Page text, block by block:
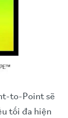
to-Point sẽ
tối đa hiện